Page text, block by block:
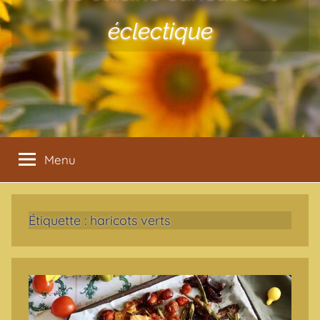
éclectique
Menu
Étiquette : haricots verts